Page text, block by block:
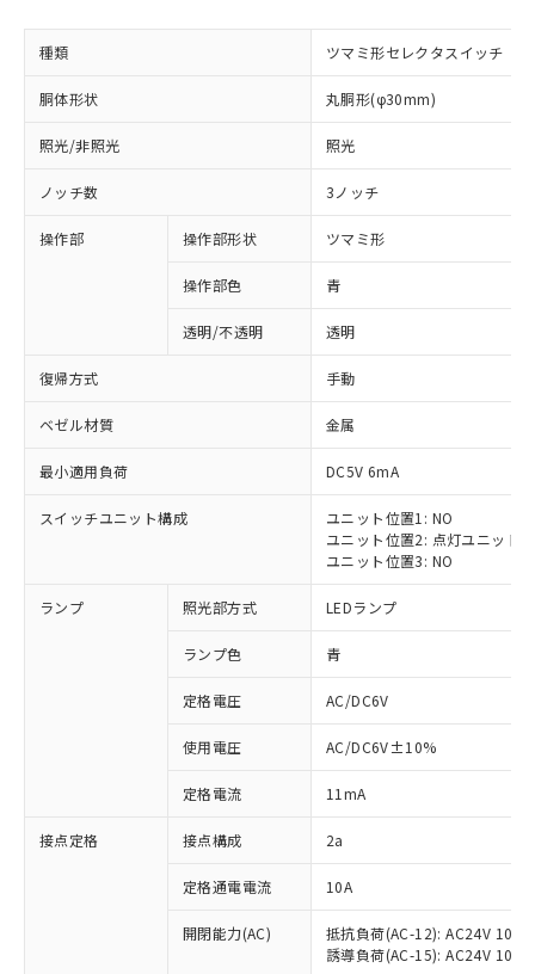
種類 ツマミ形セレクタスイッチ
胴体形状 丸胴形(φ30mm)
照光/非照光 照光
ノッチ数 3ノッチ
操作部 操作部形状 ツマミ形
操作部色 青
透明/不透明 透明
復帰方式 手動
ベゼル材質 金属
最小適用負荷 DC5V 6mA
スイッチユニット構成
ユニット位置1: NO
ユニット位置2: 点灯ユニット
ユニット位置3: NO
ランプ 照光部方式 LEDランプ
ランプ色 青
定格電圧 AC/DC6V
使用電圧 AC/DC6V±10%
定格電流 11mA
接点定格 接点構成 2a
定格通電電流 10A
開閉能力(AC)
抵抗負荷(AC-12): AC24V 10A/
誘導負荷(AC-15): AC24V
ご利用条件
以下の条件をお読みいただき、同意のうえ
ご利用ください。
本サービスは、当社制御機器事業取扱
商品の当社在庫状況および標準価格
(税抜)を提供させていただくもので
当社制御機器事業取扱商品の中には、
対応済み：EU RoHS指令（10物質）の
非含有に対応した製品が提供可能な商品で
対応予定：EU RoHS指令（10物質）の非含
有に対応した製品に切り替える予定のある
対応予定なし：EU RoHS指令（10物質）の
非含有に非対応の商品で、対応品を出す予
調査・確認中：EU RoHS指令（10物質）の
非含有の対応状況を調査中または確認中の
非該当品：ライセンス料など無形物で、有
害物質有無と関係のない商品です。
仕入先様の事情により、非含有部品として
「○」：最大均質材料含有率が中国RoHSの
基準値以下であることを示します。
「×」：最大均質材料含有率が中国RoHSの